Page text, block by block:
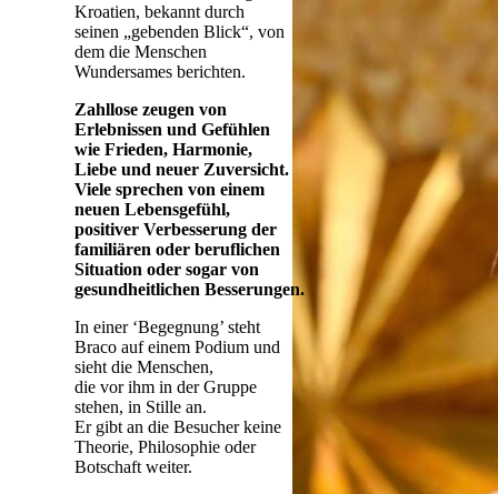
Kroatien, bekannt durch
seinen „gebenden Blick“, von
dem die Menschen
Wundersames berichten.
Zahllose zeugen von
Erlebnissen und Gefühlen
wie Frieden, Harmonie,
Liebe und neuer Zuversicht.
Viele sprechen von einem
neuen Lebensgefühl,
positiver Verbesserung der
familiären oder beruflichen
Situation oder sogar von
gesundheitlichen Besserungen.
In einer ‘Begegnung’ steht
Braco auf einem Podium und
sieht die Menschen,
die vor ihm in der Gruppe
stehen, in Stille an.
Er gibt an die Besucher keine
Theorie, Philosophie oder
Botschaft weiter.